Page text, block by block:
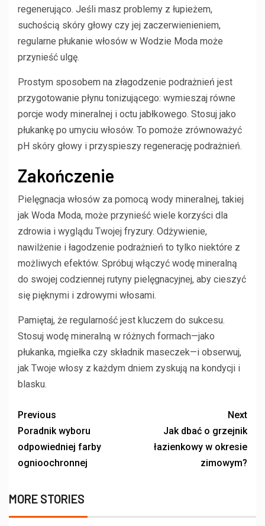
regenerująco. Jeśli masz problemy z łupieżem,
suchością skóry głowy czy jej zaczerwienieniem,
regularne płukanie włosów w Wodzie Moda może
przynieść ulgę.
Prostym sposobem na złagodzenie podrażnień jest
przygotowanie płynu tonizującego: wymieszaj równe
porcje wody mineralnej i octu jabłkowego. Stosuj jako
płukankę po umyciu włosów. To pomoże zrównoważyć
pH skóry głowy i przyspieszy regenerację podrażnień.
Zakończenie
Pielęgnacja włosów za pomocą wody mineralnej, takiej
jak Woda Moda, może przynieść wiele korzyści dla
zdrowia i wyglądu Twojej fryzury. Odżywienie,
nawilżenie i łagodzenie podrażnień to tylko niektóre z
możliwych efektów. Spróbuj włączyć wodę mineralną
do swojej codziennej rutyny pielęgnacyjnej, aby cieszyć
się pięknymi i zdrowymi włosami.
Pamiętaj, że regularność jest kluczem do sukcesu.
Stosuj wodę mineralną w różnych formach—jako
płukanka, mgiełka czy składnik maseczek—i obserwuj,
jak Twoje włosy z każdym dniem zyskują na kondycji i
blasku.
Previous
Poradnik wyboru
odpowiedniej farby
ognioochronnej
Next
Jak dbać o grzejnik
łazienkowy w okresie
zimowym?
MORE STORIES